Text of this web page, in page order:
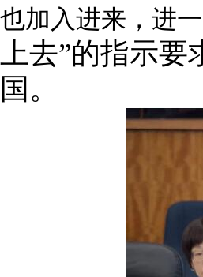
也加入进来，进
上去”的指示
国。